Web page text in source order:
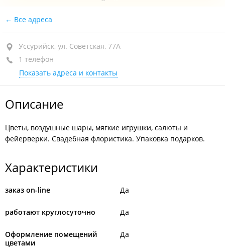
Все адреса
Уссурийск, ул. Советская, 77А
1 телефон
Показать адреса и контакты
Описание
Цветы, воздушные шары, мягкие игрушки, салюты и
фейерверки. Свадебная флористика. Упаковка подарков.
Характеристики
заказ on-line Да
работают круглосуточно Да
Оформление помещений
цветами
Да